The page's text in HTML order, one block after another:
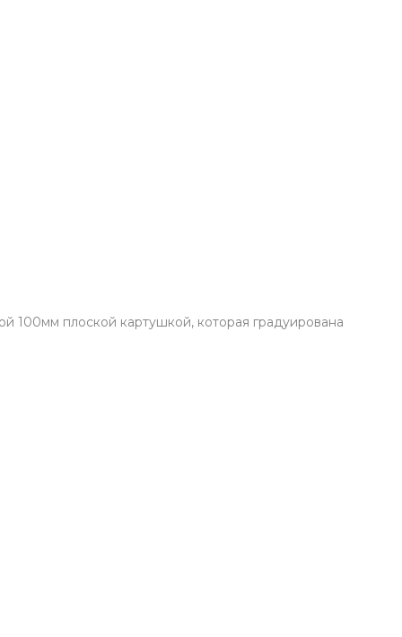
100мм плоской картушкой, которая градуирована